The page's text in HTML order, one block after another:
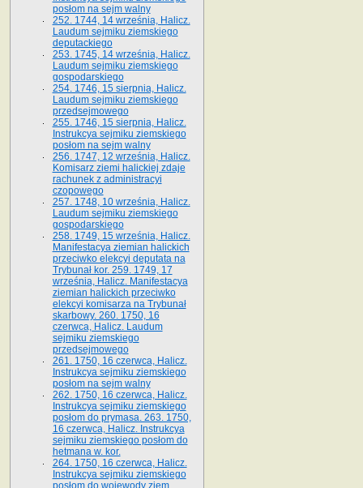
posłom na sejm walny
252. 1744, 14 września, Halicz.
Laudum sejmiku ziemskiego
deputackiego
253. 1745, 14 września, Halicz.
Laudum sejmiku ziemskiego
gospodarskiego
254. 1746, 15 sierpnia, Halicz.
Laudum sejmiku ziemskiego
przedsejmowego
255. 1746, 15 sierpnia, Halicz.
Instrukcya sejmiku ziemskiego
posłom na sejm walny
256. 1747, 12 września, Halicz.
Komisarz ziemi halickiej zdaje
rachunek z administracyi
czopowego
257. 1748, 10 września, Halicz.
Laudum sejmiku ziemskiego
gospodarskiego
258. 1749, 15 września, Halicz.
Manifestacya ziemian halickich
przeciwko elekcyi deputata na
Trybunał kor. 259. 1749, 17
września, Halicz. Manifestacya
ziemian halickich przeciwko
elekcyi komisarza na Trybunał
skarbowy. 260. 1750, 16
czerwca, Halicz. Laudum
sejmiku ziemskiego
przedsejmowego
261. 1750, 16 czerwca, Halicz.
Instrukcya sejmiku ziemskiego
posłom na sejm walny
262. 1750, 16 czerwca, Halicz.
Instrukcya sejmiku ziemskiego
posłom do prymasa. 263. 1750,
16 czerwca, Halicz. Instrukcya
sejmiku ziemskiego posłom do
hetmana w. kor.
264. 1750, 16 czerwca, Halicz.
Instrukcya sejmiku ziemskiego
posłom do wojewody ziem